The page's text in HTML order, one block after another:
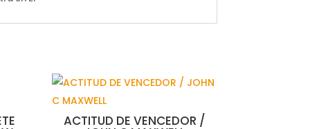
ACTITUD DE VENCEDOR /